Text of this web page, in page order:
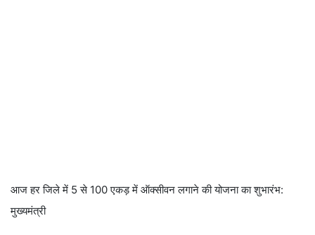
आज हर जिले में 5 से 100 एकड़ में ऑक्सीवन लगाने की योजना का शुभारंभ:
मुख्यमंत्री